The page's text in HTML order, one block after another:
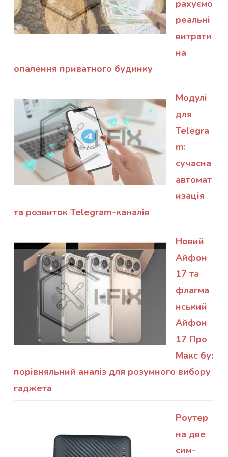
рахуємо
реальні
витрати
на
опалення приватного будинку
Модулі
для
Telegra
m:
сучасна
автомат
изація
та розвиток Telegram-каналів
Новий
Айфон
17 та
флагма
нський
Айфон
17 Про
Макс бу:
порівняльний аналіз для розумного вибору
гаджета
Роутер
на две
сим-